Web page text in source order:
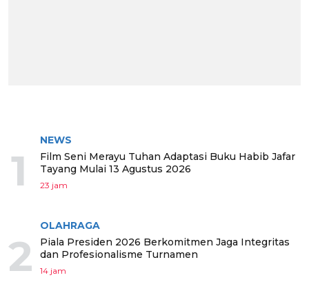
1
NEWS
Film Seni Merayu Tuhan Adaptasi Buku Habib Jafar
Tayang Mulai 13 Agustus 2026
23 jam
2
OLAHRAGA
Piala Presiden 2026 Berkomitmen Jaga Integritas
dan Profesionalisme Turnamen
14 jam